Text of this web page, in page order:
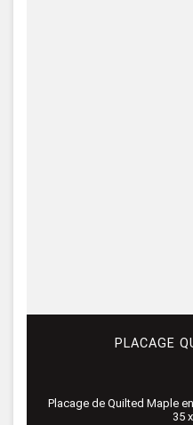
PLACAGE
Placage de Quilted Maple
35